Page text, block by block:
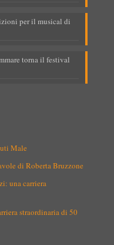
per il musical di
torna il festival
Male
di Roberta Bruzzone
una carriera
straordinaria di 50